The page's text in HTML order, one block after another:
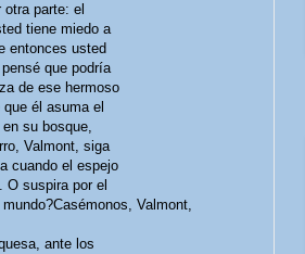
parte: el
tiene miedo a
entonces usted
que podría
de ese hermoso
él asuma el
su bosque,
Valmont, siga
cuando el espejo
suspira por el
Valmont,
ante los